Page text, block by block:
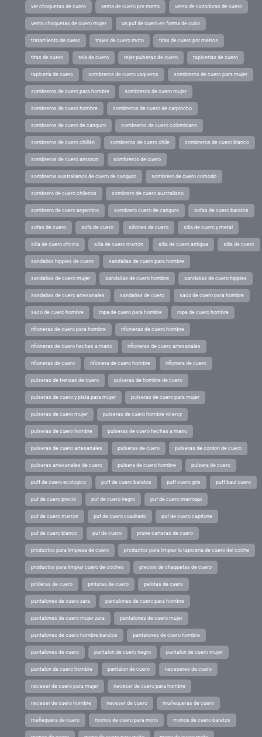
ver chaquetas de cuero venta de cuero por metro venta de cazadoras de cuero
venta chaquetas de cuero mujer un puf de cuero en forma de cubo
tratamiento de cuero trajes de cuero moto tiras de cuero por metros
tiras de cuero tela de cuero tejer pulseras de cuero tapicerias de cuero
tapicería de cuero sombreros de cuero vaqueros sombreros de cuero para mujer
sombreros de cuero para hombre sombreros de cuero mujer
sombreros de cuero hombre sombreros de cuero de carpincho
sombreros de cuero de canguro sombreros de cuero colombiano
sombreros de cuero chillán sombreros de cuero chile sombreros de cuero blanco
sombreros de cuero amazon sombreros de cuero
sombreros australianos de cuero de canguro sombrero de cuero comodo
sombrero de cuero chilenos sombrero de cuero australiano
sombrero de cuero argentino sombrero cuero de canguro sofas de cuero baratos
sofas de cuero sofa de cuero sillones de cuero silla de cuero y metal
silla de cuero oficina silla de cuero marron silla de cuero antigua silla de cuero
sandalias hippies de cuero sandalias de cuero para hombre
sandalias de cuero mujer sandalias de cuero hombre sandalias de cuero hippies
sandalias de cuero artesanales sandalias de cuero saco de cuero para hombre
saco de cuero hombre ropa de cuero para hombre ropa de cuero hombre
riñoneras de cuero para hombre riñoneras de cuero hombre
riñoneras de cuero hechas a mano riñoneras de cuero artesanales
riñoneras de cuero riñonera de cuero hombre riñonera de cuero
pulseras de trenzas de cuero pulseras de hombre de cuero
pulseras de cuero y plata para mujer pulseras de cuero para mujer
pulseras de cuero mujer pulseras de cuero hombre viceroy
pulseras de cuero hombre pulseras de cuero hechas a mano
pulseras de cuero artesanales pulseras de cuero pulseras de cordon de cuero
pulseras artesanales de cuero pulsera de cuero hombre pulsera de cuero
puff de cuero ecologico puff de cuero baratos puff cuero gris puff baul cuero
puf de cuero precio puf de cuero negro puf de cuero marroqui
puf de cuero marron puf de cuero cuadrado puf de cuero capitone
puf de cuero blanco puf de cuero prune carteras de cuero
productos para limpieza de cuero productos para limpiar la tapiceria de cuero del coche
productos para limpiar cuero de coches precios de chaquetas de cuero
pitilleras de cuero pinturas de cuero pelotas de cuero
pantalones de cuero zara pantalones de cuero para hombre
pantalones de cuero mujer zara pantalones de cuero mujer
pantalones de cuero hombre baratos pantalones de cuero hombre
pantalones de cuero pantalon de cuero negro pantalon de cuero mujer
pantalon de cuero hombre pantalon de cuero neceseres de cuero
neceser de cuero para mujer neceser de cuero para hombre
neceser de cuero hombre neceser de cuero muñequeras de cuero
muñequera de cuero monos de cuero para moto monos de cuero baratos